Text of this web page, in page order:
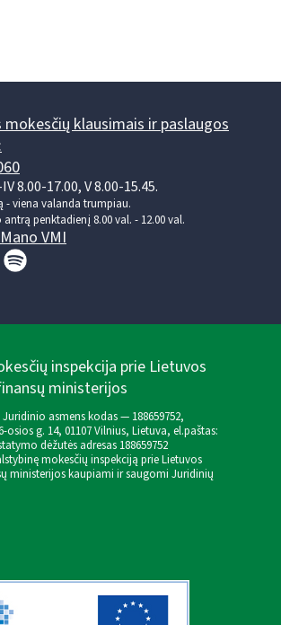
klausimais ir paslaugos
8.00-17.00, V 8.00-15.45.
- viena valanda trumpiau.
penktadienį 8.00 val. - 12.00 val.
Mano VMI
inspekcija prie Lietuvos
ministerijos
asmens kodas — 188659752,
osios g. 14, 01107 Vilnius, Lietuva, el.paštas:
dėžutės adresas 188659752
mokesčių inspekciją prie Lietuvos
ministerijos kaupiami ir saugomi Juridinių